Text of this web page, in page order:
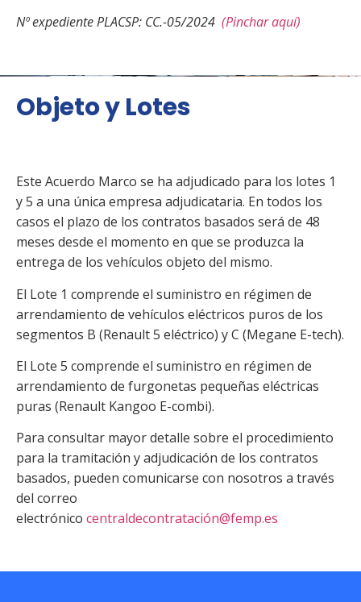
Nº expediente PLACSP: CC.-05/2024 (Pinchar aquí)
Objeto y Lotes
Este Acuerdo Marco se ha adjudicado para los lotes 1
y 5 a una única empresa adjudicataria. En todos los
casos el plazo de los contratos basados será de 48
meses desde el momento en que se produzca la
entrega de los vehículos objeto del mismo.
El Lote 1 comprende el suministro en régimen de
arrendamiento de vehículos eléctricos puros de los
segmentos B (Renault 5 eléctrico) y C (Megane E-tech).
El Lote 5 comprende el suministro en régimen de
arrendamiento de furgonetas pequeñas eléctricas
puras (Renault Kangoo E-combi).
Para consultar mayor detalle sobre el procedimiento
para la tramitación y adjudicación de los contratos
basados, pueden comunicarse con nosotros a través
del correo
electrónico centraldecontratación@femp.es